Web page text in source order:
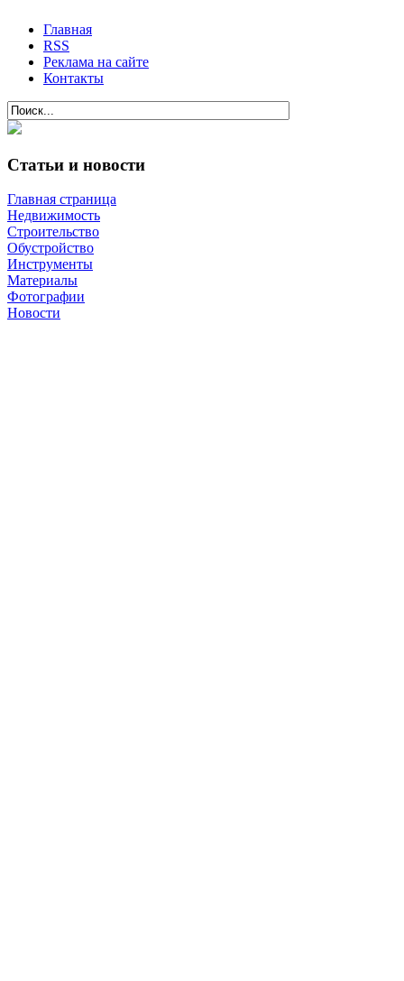
Главная
RSS
Реклама на сайте
Контакты
Статьи и новости
Главная страница
Недвижимость
Строительство
Обустройство
Инструменты
Материалы
Фотографии
Новости